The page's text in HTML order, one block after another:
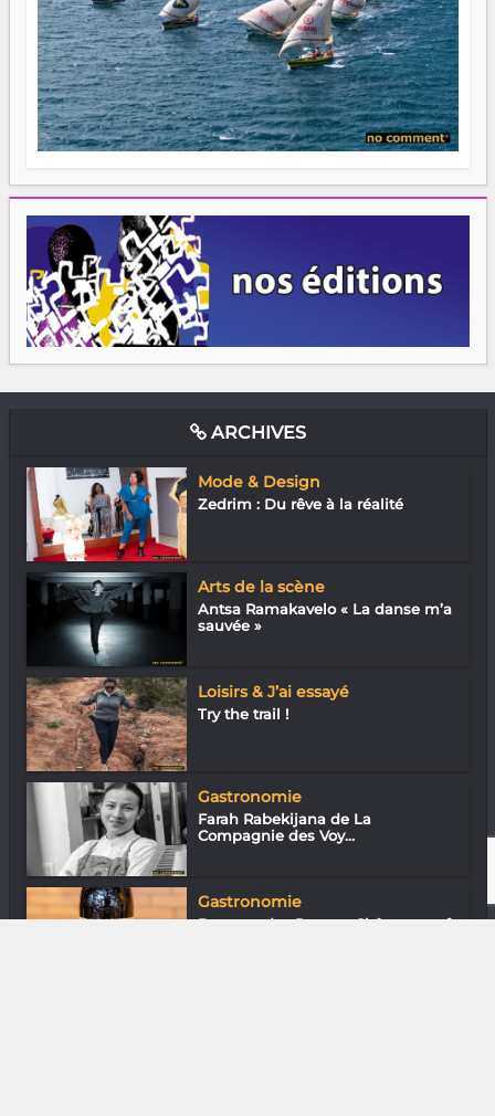
ARCHIVES
Mode & Design
Zedrim : Du rêve à la réalité
Arts de la scène
Antsa Ramakavelo « La danse m’a
sauvée »
Loisirs & J’ai essayé
Try the trail !
Gastronomie
Farah Rabekijana de La
Compagnie des Voy...
Gastronomie
Bosquet des Papes - Châteauneuf-